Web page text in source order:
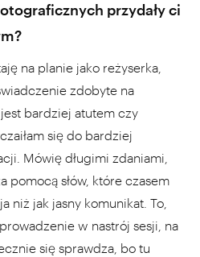
przydały ci
na planie jako reżyserka,
zdobyte na
bardziej atutem czy
się do bardziej
Mówię długimi zdaniami,
pomocą słów, które czasem
niż jak jasny komunikat. To,
w nastrój sesji, na
się sprawdza, bo tu